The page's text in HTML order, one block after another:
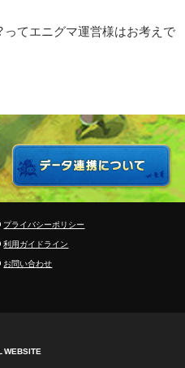
てエニグマ運営様はお考えで
プライバシーポリシー
利用ガイドライン
お問い合わせ
WEBSITE